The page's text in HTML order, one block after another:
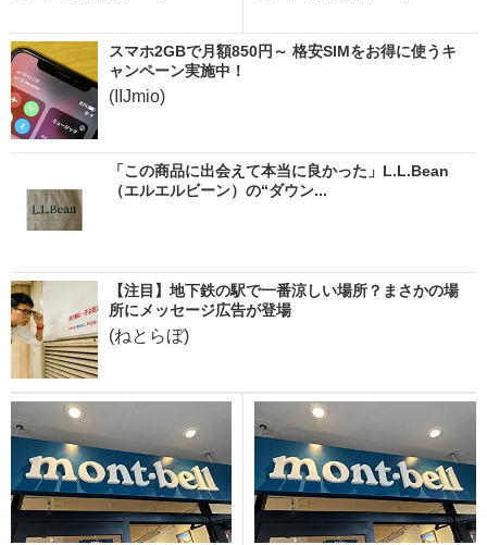
スマホ2GBで月額850円～ 格安SIMをお得に使うキ
ャンペーン実施中！
(IIJmio)
「この商品に出会えて本当に良かった」L.L.Bean
（エルエルビーン）の“ダウン...
【注目】地下鉄の駅で一番涼しい場所？まさかの場
所にメッセージ広告が登場
(ねとらぼ)